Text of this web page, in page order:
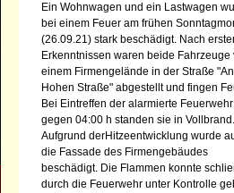
Ein Wohnwagen und ein Lastwagen
bei einem Feuer am frühen
(26.09.21) stark beschädigt. Nach
Erkenntnissen waren beide Fahrzeuge
einem Firmengelände in der Straße
Hohen Straße" abgestellt und fingen
Bei Eintreffen der alarmierte Feuerwehr
gegen 04:00 h standen sie in Vollbrand.
Aufgrund derHitzeentwicklung wurde
die Fassade des Firmengebäudes
beschädigt. Die Flammen konnte
durch die Feuerwehr unter Kontrolle